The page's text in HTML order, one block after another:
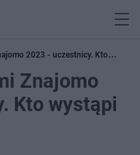
2023 - uczestnicy. Kto
Znajomo
Kto wystąpi